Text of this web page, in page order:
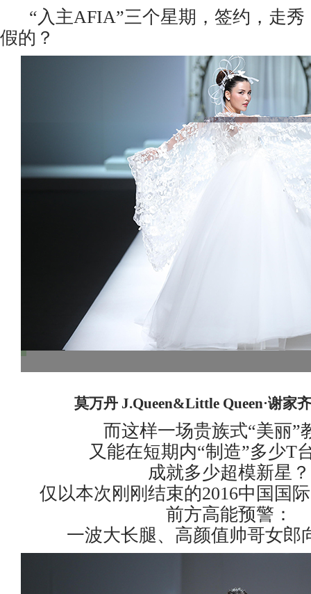
“入主AFIA”三个星期，签约，走
假的？
莫万丹 J.Queen&Little Queen·谢家
而这样一场贵族式“美丽”
又能在短期内“制造”多少T
成就多少超模新星？
仅以本次刚刚结束的2016中国国
前方高能预警：
一波大长腿、高颜值帅哥女郎